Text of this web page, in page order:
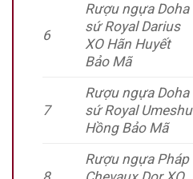
6
Rượu ngựa Doha
sứ Royal Darius
XO Hãn Huyết
Bảo Mã
7
Rượu ngựa Doha
sứ Royal Umeshu
Hồng Bảo Mã
Rượu ngựa Pháp